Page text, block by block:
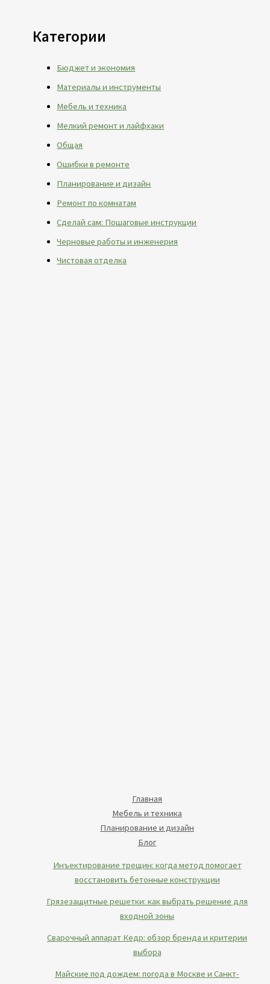
Категории
Бюджет и экономия
Материалы и инструменты
Мебель и техника
Мелкий ремонт и лайфхаки
Общая
Ошибки в ремонте
Планирование и дизайн
Ремонт по комнатам
Сделай сам: Пошаговые инструкции
Черновые работы и инженерия
Чистовая отделка
Главная
Мебель и техника
Планирование и дизайн
Блог
Инъектирование трещин: когда метод помогает
восстановить бетонные конструкции
Грязезащитные решетки: как выбрать решение для
входной зоны
Сварочный аппарат Кедр: обзор бренда и критерии
выбора
Майские под дождем: погода в Москве и Санкт-